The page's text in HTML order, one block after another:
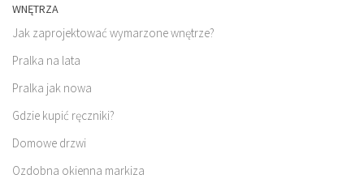
WNĘTRZA
Jak zaprojektować wymarzone wnętrze?
Pralka na lata
Pralka jak nowa
Gdzie kupić ręczniki?
Domowe drzwi
Ozdobna okienna markiza